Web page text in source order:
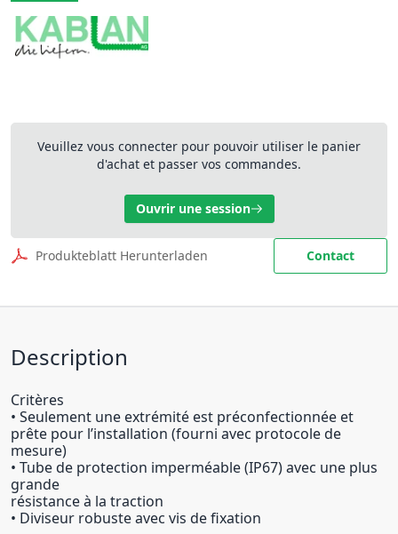
Veuillez vous connecter pour pouvoir utiliser le panier
d'achat et passer vos commandes.
Ouvrir une session
Produkteblatt Herunterladen Contact
Description
Critères
• Seulement une extrémité est préconfectionnée et
prête pour l’installation (fourni avec protocole de
mesure)
• Tube de protection imperméable (IP67) avec une plus
grande
résistance à la traction
• Diviseur robuste avec vis de fixation